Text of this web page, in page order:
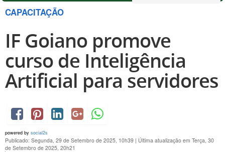
CAPACITAÇÃO
IF Goiano promove
curso de Inteligência
Artificial para servidores
powered by social2s
Publicado: Segunda, 29 de Setembro de 2025, 10h39 | Última atualização em Terça, 30
de Setembro de 2025, 20h21